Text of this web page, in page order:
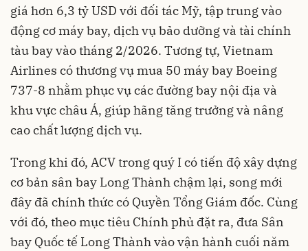
giá hơn 6,3 tỷ USD với đối tác Mỹ, tập trung vào
động cơ máy bay, dịch vụ bảo dưỡng và tài chính
tàu bay vào tháng 2/2026. Tương tự, Vietnam
Airlines có thương vụ mua 50 máy bay Boeing
737-8 nhằm phục vụ các đường bay nội địa và
khu vực châu Á, giúp hãng tăng trưởng và nâng
cao chất lượng dịch vụ.
Trong khi đó, ACV trong quý I có tiến độ xây dựng
cơ bản sân bay Long Thành chậm lại, song mới
đây đã chính thức có Quyền Tổng Giám đốc. Cùng
với đó, theo mục tiêu Chính phủ đặt ra, đưa Sân
bay Quốc tế Long Thành vào vận hành cuối năm